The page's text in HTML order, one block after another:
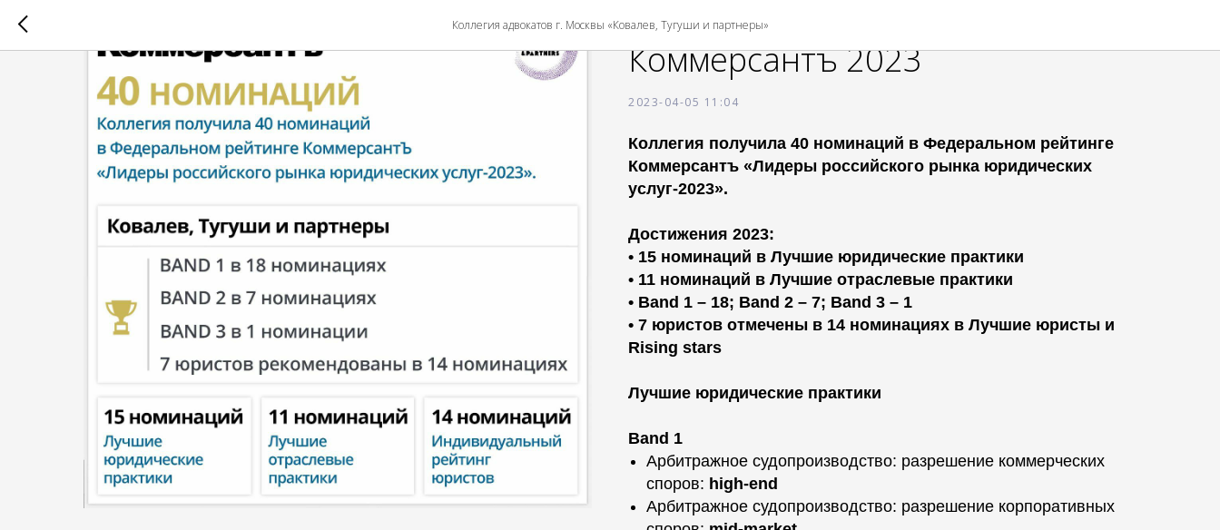
Коллегия адвокатов г. Москвы «Ковалев, Тугуши и партнеры»
Победа в рейтинге
Коммерсантъ 2023
2023-04-05 11:04
Коллегия получила 40 номинаций в Федеральном рейтинге
Коммерсантъ «Лидеры российского рынка юридических
услуг-2023».
Достижения 2023:
• 15 номинаций в Лучшие юридические практики
• 11 номинаций в Лучшие отраслевые практики
• Band 1 – 18; Band 2 – 7; Band 3 – 1
• 7 юристов отмечены в 14 номинациях в Лучшие юристы и
Rising stars
Лучшие юридические практики
Band 1
Арбитражное судопроизводство: разрешение коммерческих
споров: high-end
Арбитражное судопроизводство: разрешение корпоративных